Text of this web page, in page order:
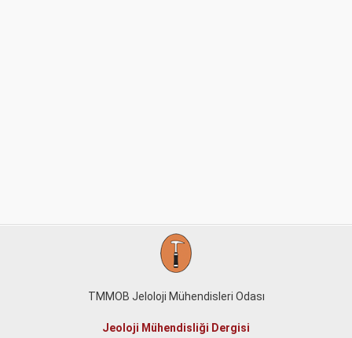
TMMOB Jeloloji Mühendisleri Odası
Jeoloji Mühendisliği Dergisi